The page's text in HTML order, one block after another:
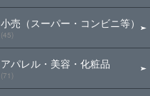
小売（スーパー・コンビニ等）
(45)
アパレル・美容・化粧品
(71)